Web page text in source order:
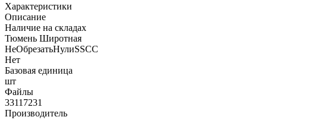
Характеристики
Описание
Наличие на складах
Тюмень Широтная
НеОбрезатьНулиSSCC
Нет
Базовая единица
шт
Файлы
33117231
Производитель